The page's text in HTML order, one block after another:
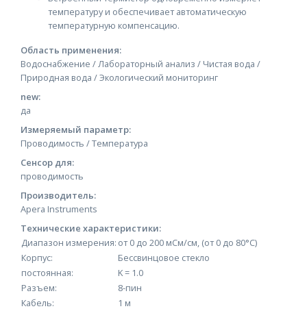
температуру и обеспечивает автоматическую
температурную компенсацию.
Область применения:
Водоснабжение / Лабораторный анализ / Чистая вода /
Природная вода / Экологический мониторинг
new:
да
Измеряемый параметр:
Проводимость / Температура
Сенсор для:
проводимость
Производитель:
Apera Instruments
Технические характеристики:
Диапазон измерения: от 0 до 200 мСм/см, (от 0 до 80°C)
Корпус:
Бессвинцовое стекло
постоянная:
K = 1.0
Разъем:
8-пин
Кабель:
1 м